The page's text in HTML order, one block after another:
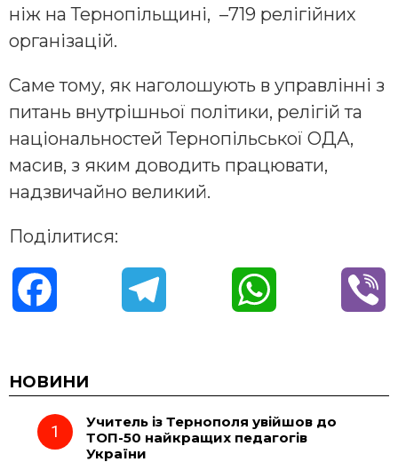
ніж на Тернопільщині, –719 релігійних
організацій.
Саме тому, як наголошують в управлінні з
питань внутрішньої політики, релігій та
національностей Тернопільської ОДА,
масив, з яким доводить працювати,
надзвичайно великий.
Поділитися:
c
e e t
НОВИНИ
Учитель із Тернополя увійшов до
ТОП-50 найкращих педагогів
України